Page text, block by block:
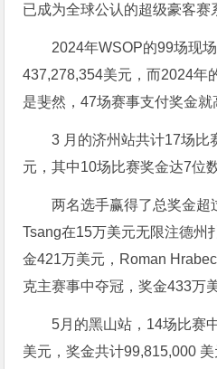
已成为全球公认的超级豪客赛
2024年WSOP的99场现
437,278,354美元，而2024年
是斐然，47场赛事支付奖金就
3 月的济州站共计17场比
元，其中10场比赛奖金达7位数
两名选手赢得了总奖金超
Tsang在15万美元无限注德州
金421万美元，Roman
克主赛事中夺冠，奖金433万
5月的黑山站，14场比赛
美元，奖金共计99,815,000 美